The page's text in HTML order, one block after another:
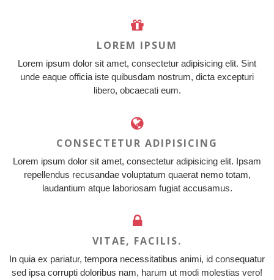
LOREM IPSUM
Lorem ipsum dolor sit amet, consectetur adipisicing elit. Sint
unde eaque officia iste quibusdam nostrum, dicta excepturi
libero, obcaecati eum.
CONSECTETUR ADIPISICING
Lorem ipsum dolor sit amet, consectetur adipisicing elit. Ipsam
repellendus recusandae voluptatum quaerat nemo totam,
laudantium atque laboriosam fugiat accusamus.
VITAE, FACILIS.
In quia ex pariatur, tempora necessitatibus animi, id consequatur
sed ipsa corrupti doloribus nam, harum ut modi molestias vero!